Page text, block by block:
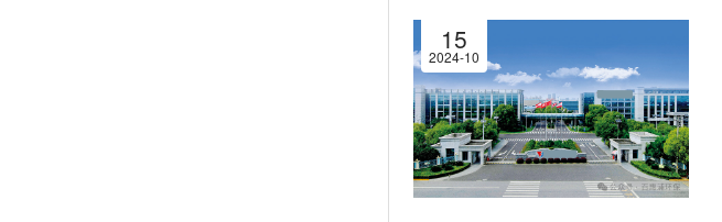
15
2024-10